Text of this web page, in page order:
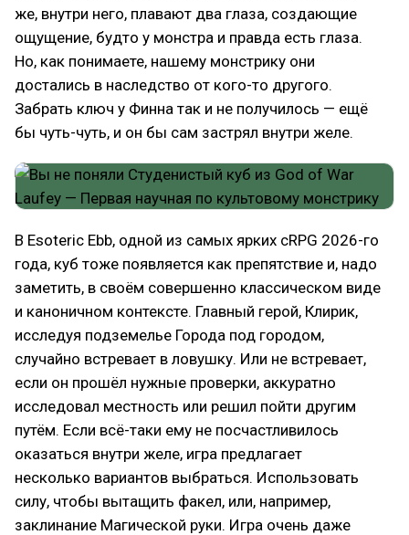
же, внутри него, плавают два глаза, создающие
ощущение, будто у монстра и правда есть глаза.
Но, как понимаете, нашему монстрику они
достались в наследство от кого-то другого.
Забрать ключ у Финна так и не получилось — ещё
бы чуть-чуть, и он бы сам застрял внутри желе.
В Esoteric Ebb, одной из самых ярких cRPG 2026-го
года, куб тоже появляется как препятствие и, надо
заметить, в своём совершенно классическом виде
и каноничном контексте. Главный герой, Клирик,
исследуя подземелье Города под городом,
случайно встревает в ловушку. Или не встревает,
если он прошёл нужные проверки, аккуратно
исследовал местность или решил пойти другим
путём. Если всё-таки ему не посчастливилось
оказаться внутри желе, игра предлагает
несколько вариантов выбраться. Использовать
силу, чтобы вытащить факел, или, например,
заклинание Магической руки. Игра очень даже